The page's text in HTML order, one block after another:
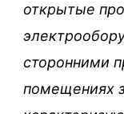
открытые
сторонними
помещениях